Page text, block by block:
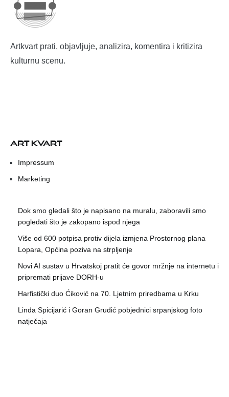
Artkvart prati, objavljuje, analizira, komentira i kritizira
kulturnu scenu.
ART KVART
Impressum
Marketing
Dok smo gledali što je napisano na muralu, zaboravili smo
pogledati što je zakopano ispod njega
Više od 600 potpisa protiv dijela izmjena Prostornog plana
Lopara, Općina poziva na strpljenje
Novi AI sustav u Hrvatskoj pratit će govor mržnje na internetu i
pripremati prijave DORH-u
Harfistički duo Ćiković na 70. Ljetnim priredbama u Krku
Linda Spicijarić i Goran Grudić pobjednici srpanjskog foto
natječaja